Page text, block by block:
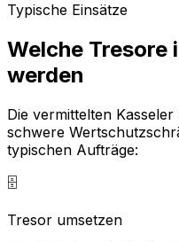
Typische Einsätze
Welche Tresore
werden
Die vermittelten
schwere
typischen Aufträge:
🗄️
Tresor umsetzen